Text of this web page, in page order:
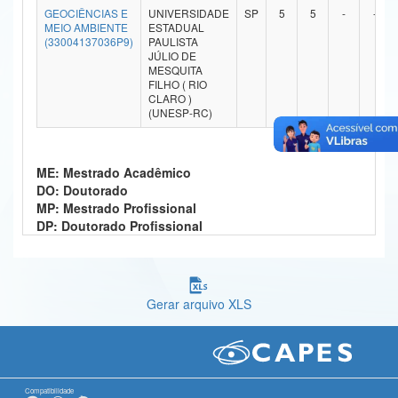
Ministério da Ciência, Tecnologia, Inovações e Comunicações
Ministério do Desenvolvimento Regional
Ministério da Mulher, da Família e dos Direitos Humanos
Secretaria-Geral
Gabinete de Segurança Institucional
Banco Central do Brasil
GEOCIÊNCIAS E
MEIO AMBIENTE
(33004137036P9)
UNIVERSIDADE
ESTADUAL
PAULISTA
JÚLIO DE
MESQUITA
FILHO ( RIO
CLARO )
(UNESP-RC)
SP 5 5 - -
ME: Mestrado Acadêmico
DO: Doutorado
MP: Mestrado Profissional
DP: Doutorado Profissional
Gerar arquivo XLS
Compatibilidade